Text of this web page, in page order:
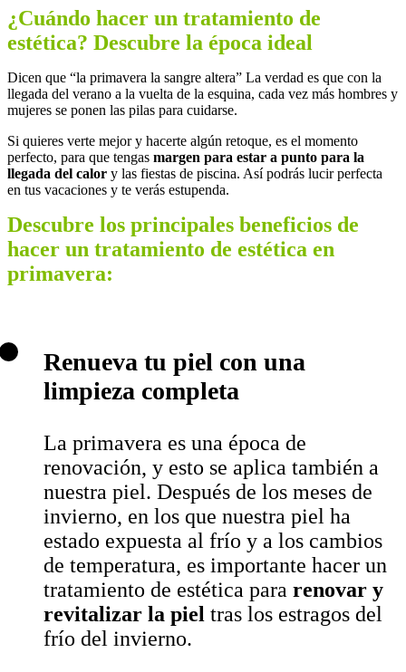
¿Cuándo hacer un tratamiento de
estética? Descubre la época ideal
Dicen que “la primavera la sangre altera” La verdad es que con la
llegada del verano a la vuelta de la esquina, cada vez más hombres y
mujeres se ponen las pilas para cuidarse.
Si quieres verte mejor y hacerte algún retoque, es el momento
perfecto, para que tengas margen para estar a punto para la
llegada del calor y las fiestas de piscina. Así podrás lucir perfecta
en tus vacaciones y te verás estupenda.
Descubre los principales beneficios de
hacer un tratamiento de estética en
primavera:
Renueva tu piel con una
limpieza completa
La primavera es una época de
renovación, y esto se aplica también a
nuestra piel. Después de los meses de
invierno, en los que nuestra piel ha
estado expuesta al frío y a los cambios
de temperatura, es importante hacer un
tratamiento de estética para renovar y
revitalizar la piel tras los estragos del
frío del invierno.